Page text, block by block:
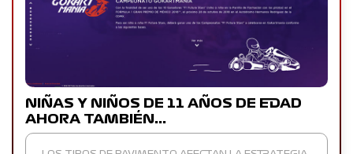
NIÑAS Y NIÑOS DE 11 AÑOS DE EDAD
AHORA TAMBIÉN…